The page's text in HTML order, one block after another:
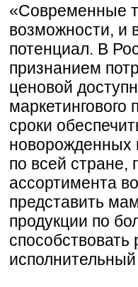
«Современные
возможности, и
потенциал. В
признанием
ценовой
сроки
новорожденных
по всей стране,
ассортимента
представить
продукции по